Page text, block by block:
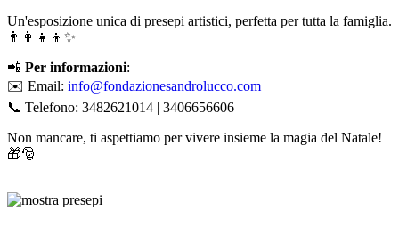
Un'esposizione unica di presepi artistici, perfetta per tutta la famiglia.
👨‍👩‍👧‍👦✨
📲 Per informazioni:
✉️ Email: info@fondazionesandrolucco.com
📞 Telefono: 3482621014 | 3406656606
Non mancare, ti aspettiamo per vivere insieme la magia del Natale!
🎁🎅